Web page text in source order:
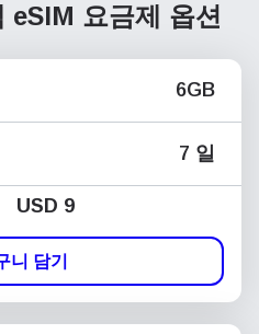
eSIM 요금제 옵션
6GB
7 일
USD 9
니 담기